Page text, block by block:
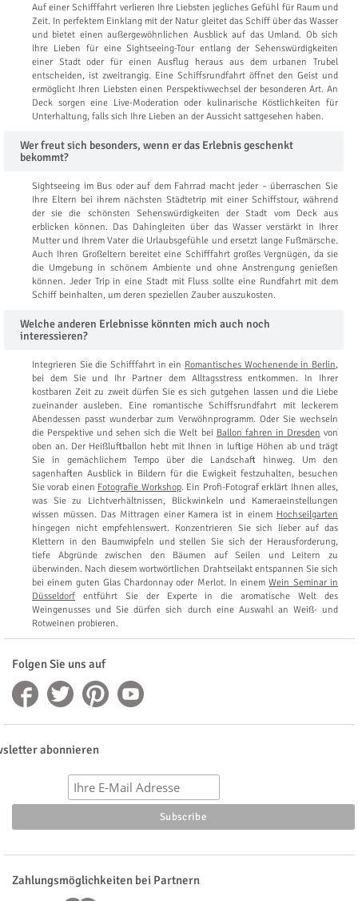
Auf einer Schifffahrt verlieren Ihre Liebsten jegliches Gefühl für Raum und
Zeit. In perfektem Einklang mit der Natur gleitet das Schiff über das Wasser
und bietet einen außergewöhnlichen Ausblick auf das Umland. Ob sich
Ihre Lieben für eine Sightseeing-Tour entlang der Sehenswürdigkeiten
einer Stadt oder für einen Ausflug heraus aus dem urbanen Trubel
entscheiden, ist zweitrangig. Eine Schiffsrundfahrt öffnet den Geist und
ermöglicht Ihren Liebsten einen Perspektivwechsel der besonderen Art. An
Deck sorgen eine Live-Moderation oder kulinarische Köstlichkeiten für
Unterhaltung, falls sich Ihre Lieben an der Aussicht sattgesehen haben.
Wer freut sich besonders, wenn er das Erlebnis geschenkt
bekommt?
Sightseeing im Bus oder auf dem Fahrrad macht jeder – überraschen Sie
Ihre Eltern bei ihrem nächsten Städtetrip mit einer Schiffstour, während
der sie die schönsten Sehenswürdigkeiten der Stadt vom Deck aus
erblicken können. Das Dahingleiten über das Wasser verstärkt in Ihrer
Mutter und Ihrem Vater die Urlaubsgefühle und ersetzt lange Fußmärsche.
Auch Ihren Großeltern bereitet eine Schifffahrt großes Vergnügen, da sie
die Umgebung in schönem Ambiente und ohne Anstrengung genießen
können. Jeder Trip in eine Stadt mit Fluss sollte eine Rundfahrt mit dem
Schiff beinhalten, um deren speziellen Zauber auszukosten.
Welche anderen Erlebnisse könnten mich auch noch
interessieren?
Integrieren Sie die Schifffahrt in ein Romantisches Wochenende in Berlin,
bei dem Sie und Ihr Partner dem Alltagsstress entkommen. In Ihrer
kostbaren Zeit zu zweit dürfen Sie es sich gutgehen lassen und die Liebe
zueinander ausleben. Eine romantische Schiffsrundfahrt mit leckerem
Abendessen passt wunderbar zum Verwöhnprogramm. Oder Sie wechseln
die Perspektive und sehen sich die Welt bei Ballon fahren in Dresden von
oben an. Der Heißluftballon hebt mit Ihnen in luftige Höhen ab und trägt
Sie in gemächlichem Tempo über die Landschaft hinweg. Um den
sagenhaften Ausblick in Bildern für die Ewigkeit festzuhalten, besuchen
Sie vorab einen Fotografie Workshop. Ein Profi-Fotograf erklärt Ihnen alles,
was Sie zu Lichtverhältnissen, Blickwinkeln und Kameraeinstellungen
wissen müssen. Das Mittragen einer Kamera ist in einem Hochseilgarten
hingegen nicht empfehlenswert. Konzentrieren Sie sich lieber auf das
Klettern in den Baumwipfeln und stellen Sie sich der Herausforderung,
tiefe Abgründe zwischen den Bäumen auf Seilen und Leitern zu
überwinden. Nach diesem wortwörtlichen Drahtseilakt entspannen Sie sich
bei einem guten Glas Chardonnay oder Merlot. In einemWein Seminar in
Düsseldorf entführt Sie der Experte in die aromatische Welt des
Weingenusses und Sie dürfen sich durch eine Auswahl an Weiß- und
Rotweinen probieren.
Folgen Sie uns auf
abonnieren
Zahlungsmöglichkeiten bei Partnern